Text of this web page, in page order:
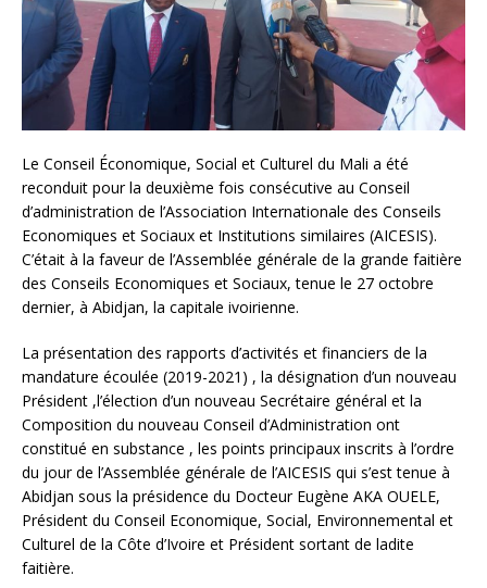
Le Conseil Économique, Social et Culturel du Mali a été
reconduit pour la deuxième fois consécutive au Conseil
d’administration de l’Association Internationale des Conseils
Economiques et Sociaux et Institutions similaires (AICESIS).
C’était à la faveur de l’Assemblée générale de la grande faitière
des Conseils Economiques et Sociaux, tenue le 27 octobre
dernier, à Abidjan, la capitale ivoirienne.
La présentation des rapports d’activités et financiers de la
mandature écoulée (2019-2021) , la désignation d’un nouveau
Président ,l’élection d’un nouveau Secrétaire général et la
Composition du nouveau Conseil d’Administration ont
constitué en substance , les points principaux inscrits à l’ordre
du jour de l’Assemblée générale de l’AICESIS qui s’est tenue à
Abidjan sous la présidence du Docteur Eugène AKA OUELE,
Président du Conseil Economique, Social, Environnemental et
Culturel de la Côte d’Ivoire et Président sortant de ladite
faitière.